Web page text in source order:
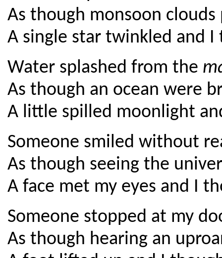
As though monsoon
A single star twinkled and
Water splashed from the
As though an ocean were
A little spilled moonlight
Someone smiled without
As though seeing the
A face met my eyes and I
Someone stopped at my
As though hearing an